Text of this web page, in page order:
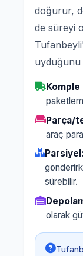
doğurur,
de süreyi
uyduğunu
Parça/
araç
Parsiyel:
sürebilir.
olarak